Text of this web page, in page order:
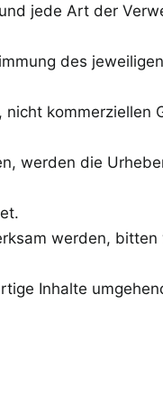
jede Art der
des
kommerziellen
werden die
werden, bitten
Inhalte